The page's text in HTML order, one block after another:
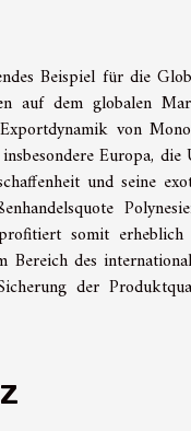
Beispiel für die
auf dem globalen
von
Europa, die
und seine
somit
des
der